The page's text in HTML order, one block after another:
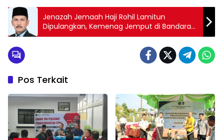
Jenazah Jemaah Haji Rohil Lamitun
Dipulangkan, Kemenag Jemput di Bandara
SSQ Pekanbaru
Pos Terkait